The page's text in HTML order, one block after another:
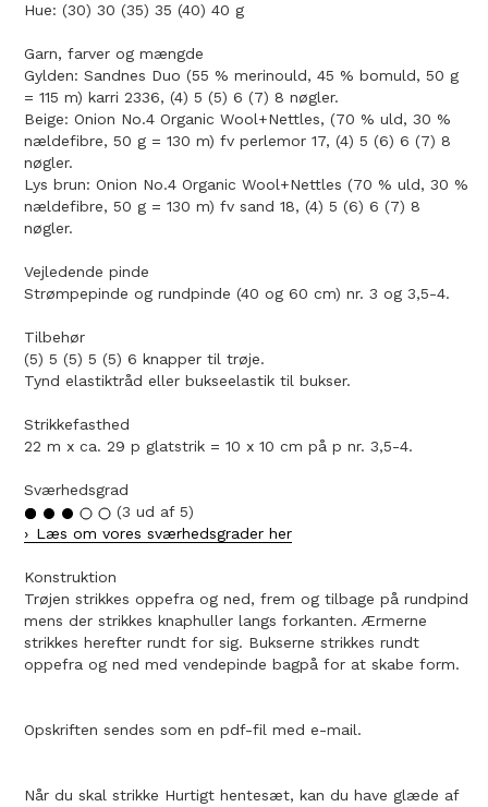
Hue: (30) 30 (35) 35 (40) 40 g
Garn, farver og mængde
Gylden: Sandnes Duo (55 % merinould, 45 % bomuld, 50 g
= 115 m) karri 2336, (4) 5 (5) 6 (7) 8 nøgler.
Beige: Onion No.4 Organic Wool+Nettles, (70 % uld, 30 %
nældefibre, 50 g = 130 m) fv perlemor 17, (4) 5 (6) 6 (7) 8
nøgler.
Lys brun: Onion No.4 Organic Wool+Nettles (70 % uld, 30 %
nældefibre, 50 g = 130 m) fv sand 18, (4) 5 (6) 6 (7) 8
nøgler.
Vejledende pinde
Strømpepinde og rundpinde (40 og 60 cm) nr. 3 og 3,5-4.
Tilbehør
(5) 5 (5) 5 (5) 6 knapper til trøje.
Tynd elastiktråd eller bukseelastik til bukser.
Strikkefasthed
22 m x ca. 29 p glatstrik = 10 x 10 cm på p nr. 3,5-4.
Sværhedsgrad
(3 ud af 5)
Læs om vores sværhedsgrader her
Konstruktion
Trøjen strikkes oppefra og ned, frem og tilbage på rundpind
mens der strikkes knaphuller langs forkanten. Ærmerne
strikkes herefter rundt for sig. Bukserne strikkes rundt
oppefra og ned med vendepinde bagpå for at skabe form.
Opskriften sendes som en pdf-fil med e-mail.
Når du skal strikke Hurtigt hentesæt, kan du have glæde af